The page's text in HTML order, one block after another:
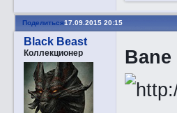
Поделиться17.09.2015 20:15
Black Beast
Коллекционер Bane